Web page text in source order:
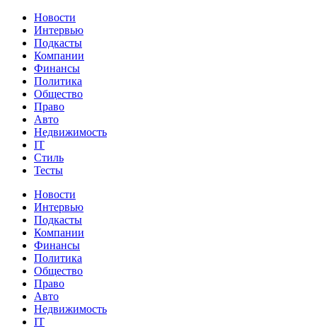
Новости
Интервью
Подкасты
Компании
Финансы
Политика
Общество
Право
Авто
Недвижимость
IT
Стиль
Тесты
Новости
Интервью
Подкасты
Компании
Финансы
Политика
Общество
Право
Авто
Недвижимость
IT